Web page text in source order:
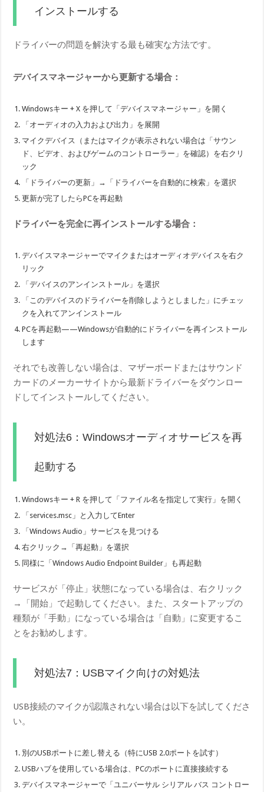
インストールする
ドライバーの問題を解決する最も確実な方法です。
デバイスマネージャーから更新する場合：
Windowsキー + X を押して「デバイスマネージャー」を開く
「オーディオの入力および出力」を展開
マイクデバイス（またはマイクが表示されない場合は「サウン
ド、ビデオ、およびゲームのコントローラー」を確認）を右クリ
ック
「ドライバーの更新」→「ドライバーを自動的に検索」を選択
更新が完了したらPCを再起動
ドライバーを完全に再インストールする場合：
デバイスマネージャーでマイクまたはオーディオデバイスを右ク
リック
「デバイスのアンインストール」を選択
「このデバイスのドライバーを削除しようとしました」にチェッ
クを入れてアンインストール
PCを再起動——Windowsが自動的にドライバーを再インストール
します
それでも改善しない場合は、マザーボードまたはサウンド
カードのメーカーサイトから最新ドライバーをダウンロー
ドしてインストールしてください。
対処法6：Windowsオーディオサービスを再
起動する
Windowsキー + R を押して「ファイル名を指定して実行」を開く
「services.msc」と入力してEnter
「Windows Audio」サービスを見つける
右クリック→「再起動」を選択
同様に「Windows Audio Endpoint Builder」も再起動
サービスが「停止」状態になっている場合は、右クリック
→「開始」で起動してください。また、スタートアップの
種類が「手動」になっている場合は「自動」に変更するこ
とをお勧めします。
対処法7：USBマイク向けの対処法
USB接続のマイクが認識されない場合は以下を試してくださ
い。
別のUSBポートに差し替える（特にUSB 2.0ポートを試す）
USBハブを使用している場合は、PCのポートに直接接続する
デバイスマネージャーで「ユニバーサル シリアル バス コントロー